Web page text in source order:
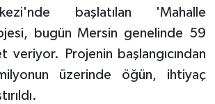
başlatılan 'Mahalle
bugün Mersin genelinde 59
veriyor. Projenin başlangıcından
üzerinde öğün, ihtiyaç